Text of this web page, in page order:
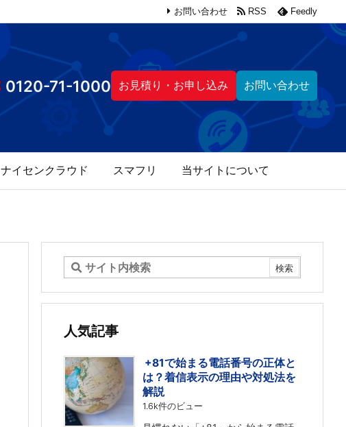
0120-71-1000 お見積り・お申し込み お問い合わせ
ナイセンクラウド スマフリ 当サイトについて
お問い合わせ RSS Feedly
人気記事
+81で始まる電話番号の正体と
は？着信表示の理由や対処法を
解説
1.6k件のビュー